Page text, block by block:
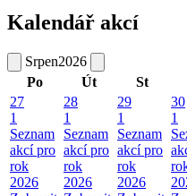
Kalendář akcí
Srpen2026
Po
Út St
27
1
Seznam
akcí pro
rok
2026
28
1
Seznam
akcí pro
rok
2026
29
1
Seznam
akcí pro
rok
2026
30
1